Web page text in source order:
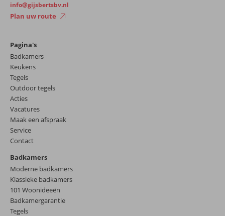
info@gijsbertsbv.nl
Plan uw route
Pagina's
Badkamers
Keukens
Tegels
Outdoor tegels
Acties
Vacatures
Maak een afspraak
Service
Contact
Badkamers
Moderne badkamers
Klassieke badkamers
101 Woonideeën
Badkamergarantie
Tegels